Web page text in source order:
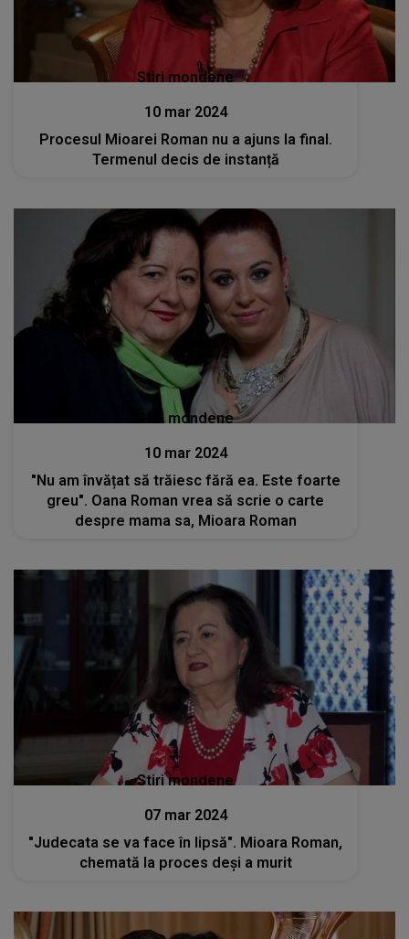
Stiri mondene
10 mar 2024
Procesul Mioarei Roman nu a ajuns la final.
Termenul decis de instanță
Stiri mondene
10 mar 2024
"Nu am învățat să trăiesc fără ea. Este foarte
greu". Oana Roman vrea să scrie o carte
despre mama sa, Mioara Roman
Stiri mondene
07 mar 2024
"Judecata se va face în lipsă". Mioara Roman,
chemată la proces deși a murit